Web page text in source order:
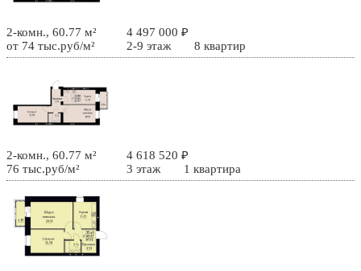
2-комн., 60.77 м²
4 497 000 ₽
от 74 тыс.руб/м²
2-9 этаж 8 квартир
2-комн., 60.77 м²
4 618 520 ₽
76 тыс.руб/м²
3 этаж 1 квартира